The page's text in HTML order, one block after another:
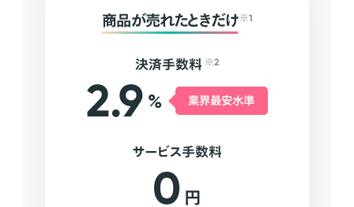
商品が売れたときだけ ※1
決済手数料 ※2
2.9 % 業界最安水準
サービス手数料
0 円